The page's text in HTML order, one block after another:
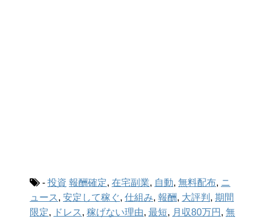
- 投資 報酬確定, 在宅副業, 自動, 無料配布, ニ
ュース , 安定して稼ぐ, 仕組み, 報酬, 大評判 , 期間
限定, ドレス , 稼げない理由, 最短, 月収80万円 , 無